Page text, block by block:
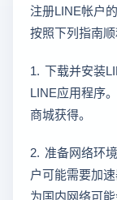
注册LINE帐户
按照下列指南顺
1. 下载并安装
LINE应用程序
商城获得。
2. 准备网络环
户可能需要加
为国内网络可能